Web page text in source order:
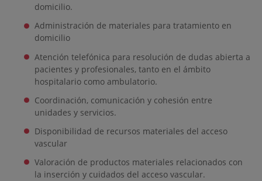
domicilio.
Administración de materiales para tratamiento en
domicilio
Atención telefónica para resolución de dudas abierta a
pacientes y profesionales, tanto en el ámbito
hospitalario como ambulatorio.
Coordinación, comunicación y cohesión entre
unidades y servicios.
Disponibilidad de recursos materiales del acceso
vascular
Valoración de productos materiales relacionados con
la inserción y cuidados del acceso vascular.